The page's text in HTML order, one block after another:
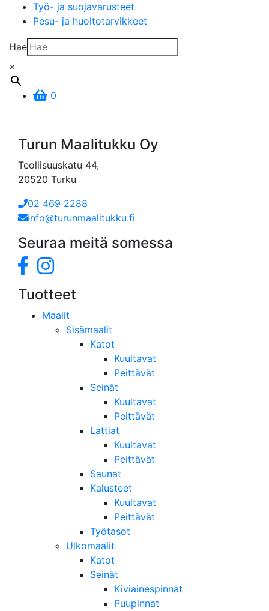
Työ- ja suojavarusteet
Pesu- ja huoltotarvikkeet
Hae
×
0
Turun Maalitukku Oy
Teollisuuskatu 44,
20520 Turku
02 469 2288
info@turunmaalitukku.fi
Seuraa meitä somessa
Tuotteet
Maalit
Sisämaalit
Katot
Kuultavat
Peittävät
Seinät
Kuultavat
Peittävät
Lattiat
Kuultavat
Peittävät
Saunat
Kalusteet
Kuultavat
Peittävät
Työtasot
Ulkomaalit
Katot
Seinät
Kiviainespinnat
Puupinnat